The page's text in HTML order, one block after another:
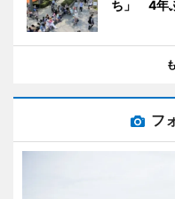
ち」 4年
フ